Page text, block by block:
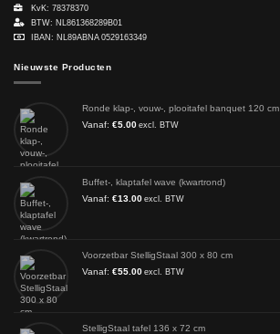
KvK: 78378370
BTW: NL861368289B01
IBAN: NL89ABNA 0529163349
Nieuwste Producten
Ronde klap-, vouw-, plooitafel banquet 120 cm
Vanaf: €5.00 excl. BTW
Buffet-, klaptafel wave (kwartrond)
Vanaf: €13.00 excl. BTW
Voorzetbar StelligStaal 300 x 80 cm
Vanaf: €55.00 excl. BTW
StelligStaal tafel 136 x 72 cm